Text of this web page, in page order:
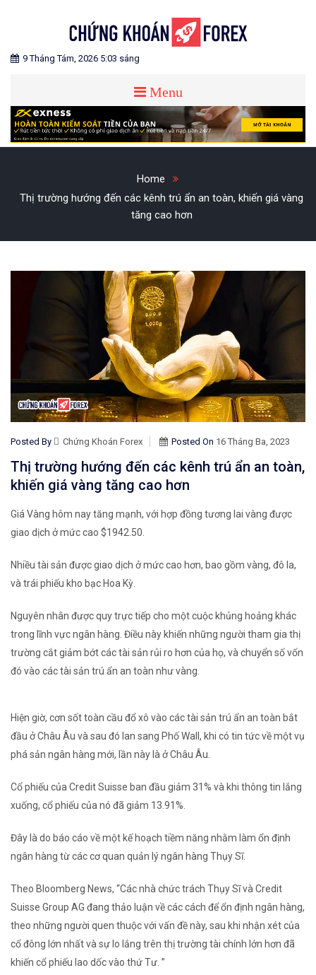
CHỨNG KHOÁN FOREX
Blog chia sẻ về Chứng Khoán và Forex
9 Tháng Tám, 2026 5:03 sáng
Menu
Home
Thị trường hướng đến các kênh trú ẩn an toàn, khiến giá vàng
tăng cao hơn
Posted By Chứng Khoán Forex Posted On 16 Tháng Ba, 2023
Thị trường hướng đến các kênh trú ẩn an toàn,
khiến giá vàng tăng cao hơn
Giá Vàng hôm nay tăng mạnh, với hợp đồng tương lai vàng được
giao dịch ở mức cao $1942.50.
Nhiều tài sản được giao dịch ở mức cao hơn, bao gồm vàng, đô la,
và trái phiếu kho bạc Hoa Kỳ.
Nguyên nhân được quy trực tiếp cho một cuộc khủng hoảng khác
trong lĩnh vực ngân hàng. Điều này khiến những người tham gia thị
trường cắt giảm bớt các tài sản rủi ro hơn của họ, và chuyển số vốn
đó vào các tài sản trú ẩn an toàn như vàng.
Hiện giờ, cơn sốt toàn cầu đổ xô vào các tài sản trú ẩn an toàn bắt
đầu ở Châu Âu và sau đó lan sang Phố Wall, khi có tin tức về một vụ
phá sản ngân hàng mới, lần này là ở Châu Âu.
Cổ phiếu của Credit Suisse ban đầu giảm 31% và khi thông tin lắng
xuống, cổ phiếu của nó đã giảm 13.91%.
Đây là do báo cáo về một kế hoạch tiềm năng nhằm làm ổn định
ngân hàng từ các cơ quan quản lý ngân hàng Thụy Sĩ.
Theo Bloomberg News, “Các nhà chức trách Thụy Sĩ và Credit
Suisse Group AG đang thảo luận về các cách để ổn định ngân hàng,
theo những người quen thuộc với vấn đề này, sau khi nhận xét của
cổ đông lớn nhất và sự lo lắng trên thị trường tài chính lớn hơn đã
khiến cổ phiếu lao dốc vào thứ Tư. ”